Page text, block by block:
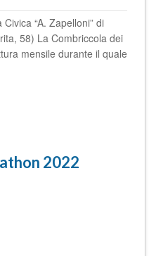
“A. Zapelloni” di
58) La Combriccola dei
mensile durante il quale
2022